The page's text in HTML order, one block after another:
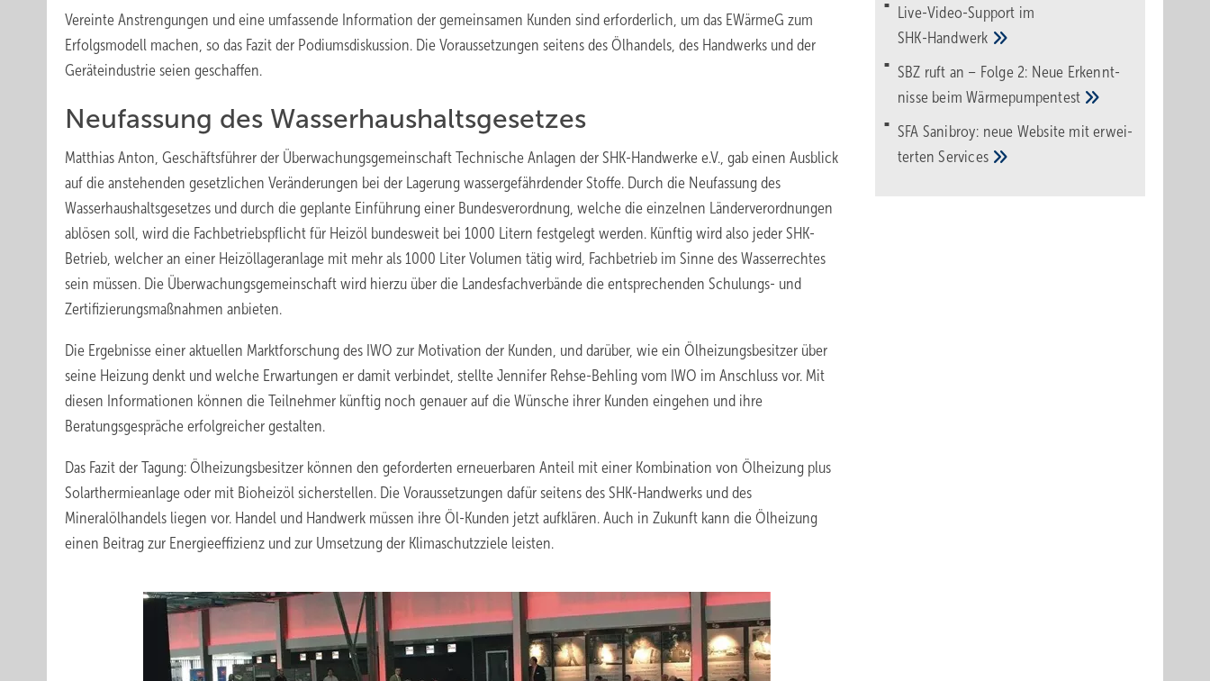
Vereinte Anstrengungen und eine umfassende Information der gemeinsamen Kunden sind erforderlich, um das EWärmeG zum
Erfolgsmodell machen, so das Fazit der Podiumsdiskussion. Die Voraussetzungen seitens des Ölhandels, des Handwerks und der
Geräteindustrie seien geschaffen.
Neufassung des ­Wasserhaushaltsgesetzes
Matthias Anton, Geschäftsführer der Überwachungsgemeinschaft Technische Anlagen der SHK-Handwerke e.V., gab einen Ausblick
auf die anstehenden gesetzlichen Veränderungen bei der Lagerung wassergefährdender Stoffe. Durch die Neufassung des
Wasserhaushaltsgesetzes und durch die geplante Einführung einer Bundesverordnung, welche die einzelnen Länderverordnungen
ablösen soll, wird die Fachbetriebspflicht für Heizöl bundesweit bei 1000 Litern festgelegt werden. Künftig wird also jeder SHK-
Betrieb, welcher an einer Heizöllageranlage mit mehr als 1000 Liter Volumen tätig wird, Fachbetrieb im Sinne des Wasserrechtes
sein müssen. Die Überwachungsgemeinschaft wird hierzu über die Landesfachverbände die entsprechenden Schulungs- und
Zertifizierungsmaßnahmen anbieten.
Die Ergebnisse einer aktuellen Marktforschung des IWO zur Motivation der Kunden, und darüber, wie ein Ölheizungsbesitzer über
seine Heizung denkt und welche Erwartungen er damit verbindet, stellte Jennifer Rehse-Behling vom IWO im Anschluss vor. Mit
diesen Informationen können die Teilnehmer künftig noch genauer auf die Wünsche ihrer Kunden eingehen und ihre
Beratungsgespräche erfolgreicher gestalten.
Das Fazit der Tagung: Ölheizungsbesitzer können den geforderten erneuerbaren Anteil mit einer Kombination von Ölheizung plus
Solarthermieanlage oder mit Bioheizöl sicherstellen. Die Voraussetzungen dafür seitens des SHK-Handwerks und des
Mineralölhandels liegen vor. Handel und Handwerk müssen ihre Öl-Kunden jetzt aufklären. Auch in Zukunft kann die Ölheizung
einen Beitrag zur Energieeffizienz und zur Umsetzung der Klimaschutzziele leisten.
Live-Video-Support im
SHK-Handwerk
SBZ ruft an – Folge 2: Neue Erkennt­
nisse beimWärme­pumpen­test
SFA Sanibroy: neue Web­site mit erwei­
tertenServices